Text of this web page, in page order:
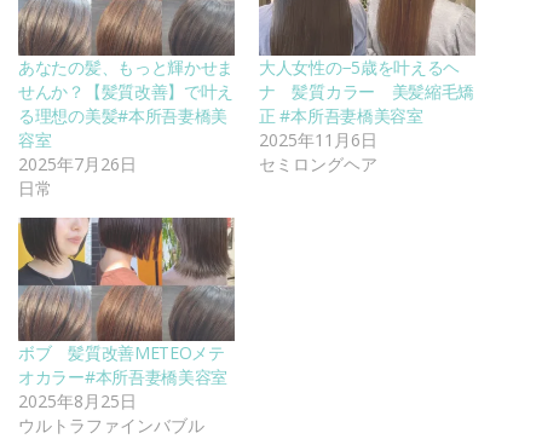
あなたの髪、もっと輝かせま
せんか？【髪質改善】で叶え
る理想の美髪#本所吾妻橋美
容室
2025年7月26日
日常
大人女性の−5歳を叶えるヘ
ナ 髪質カラー 美髪縮毛矯
正 #本所吾妻橋美容室
2025年11月6日
セミロングヘア
ボブ 髪質改善METEOメテ
オカラー#本所吾妻橋美容室
2025年8月25日
ウルトラファインバブル